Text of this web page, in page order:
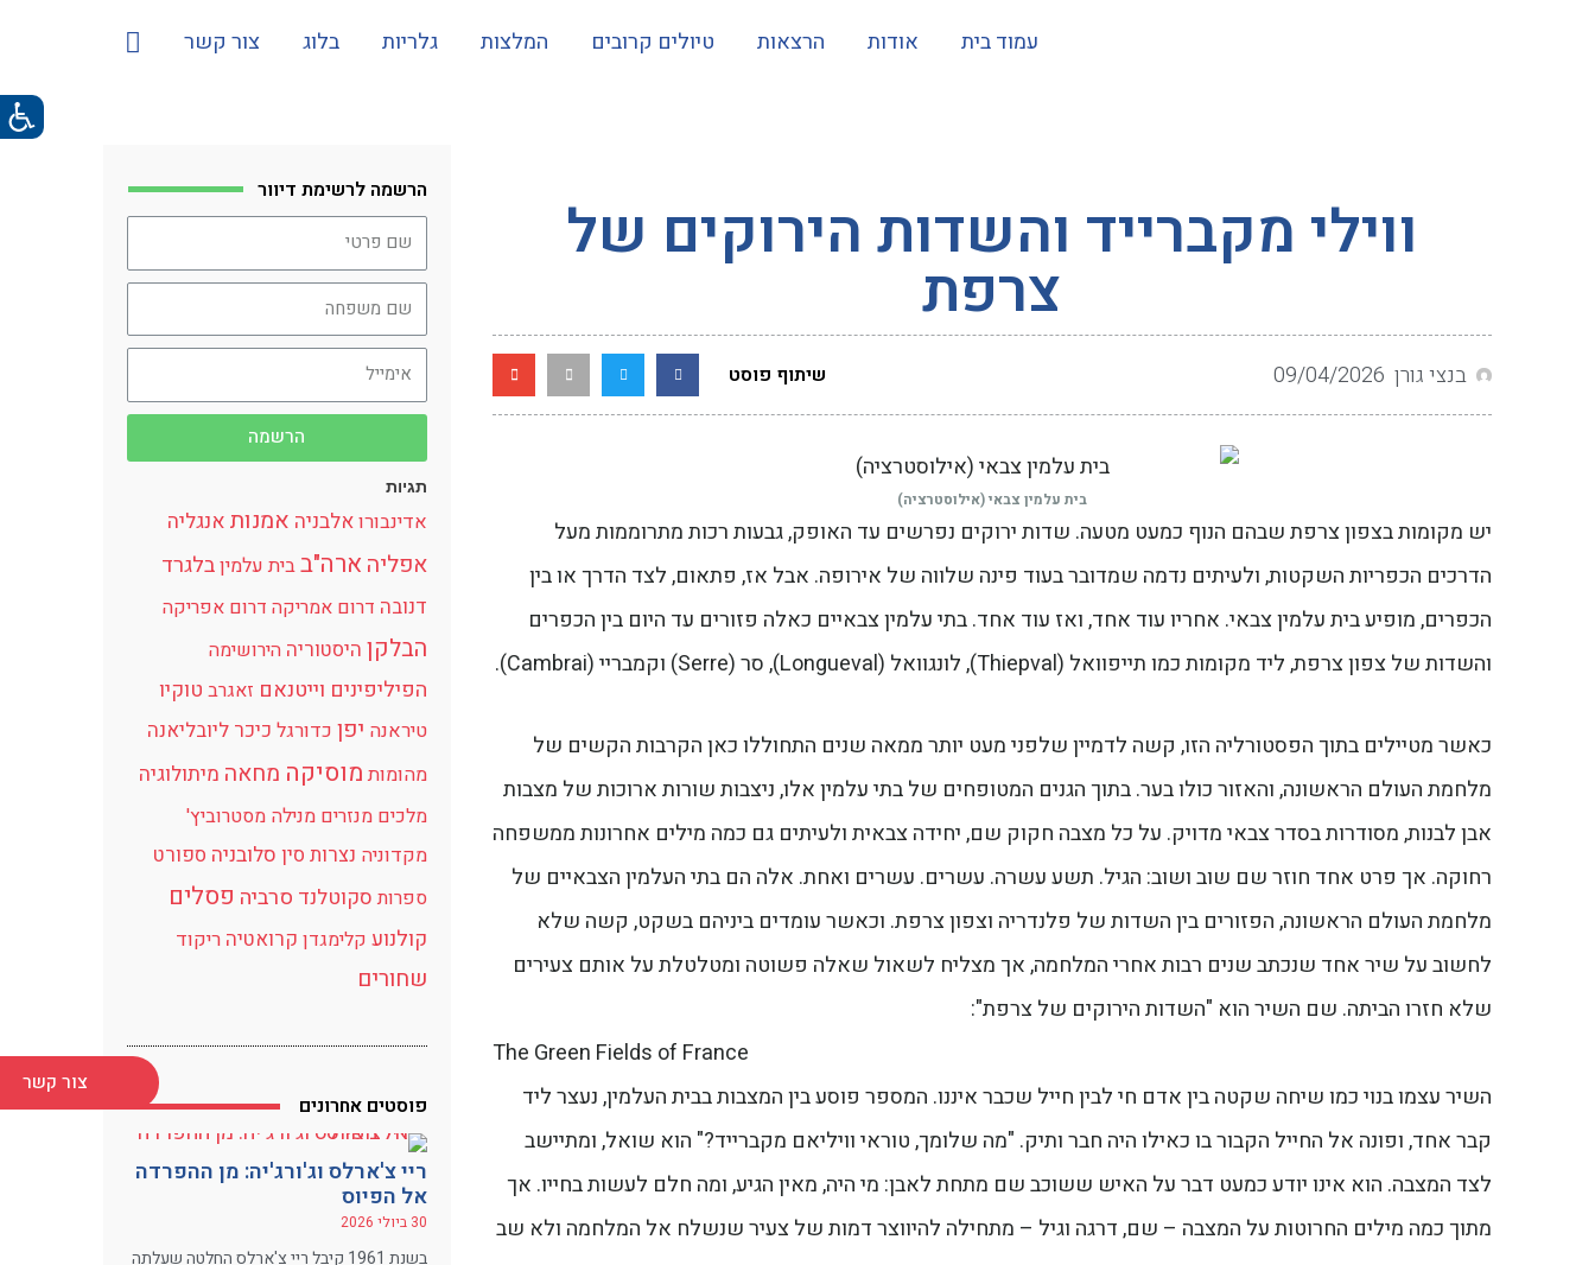
עמוד בית אודות הרצאות טיולים קרובים המלצות גלריות בלוג צור קשר
ווילי מקברייד והשדות הירוקים של
צרפת
בנצי גורן 09/04/2026 שיתוף פוסט
בית עלמין צבאי (אילוסטרציה)
יש מקומות בצפון צרפת שבהם הנוף כמעט מטעה. שדות ירוקים נפרשים עד האופק, גבעות רכות מתרוממות מעל
הדרכים הכפריות השקטות, ולעיתים נדמה שמדובר בעוד פינה שלווה של אירופה. אבל אז, פתאום, לצד הדרך או בין
הכפרים, מופיע בית עלמין צבאי. אחריו עוד אחד, ואז עוד אחד. בתי עלמין צבאיים כאלה פזורים עד היום בין הכפרים
והשדות של צפון צרפת, ליד מקומות כמו תייפוואל (Thiepval), לונגוואל (Longueval), סר (Serre) וקמבריי (Cambrai).
כאשר מטיילים בתוך הפסטורליה הזו, קשה לדמיין שלפני מעט יותר ממאה שנים התחוללו כאן הקרבות הקשים של
מלחמת העולם הראשונה, והאזור כולו בער. בתוך הגנים המטופחים של בתי עלמין אלו, ניצבות שורות ארוכות של מצבות
אבן לבנות, מסודרות בסדר צבאי מדויק. על כל מצבה חקוק שם, יחידה צבאית ולעיתים גם כמה מילים אחרונות ממשפחה
רחוקה. אך פרט אחד חוזר שם שוב ושוב: הגיל. תשע עשרה. עשרים. עשרים ואחת. אלה הם בתי העלמין הצבאיים של
מלחמת העולם הראשונה, הפזורים בין השדות של פלנדריה וצפון צרפת. וכאשר עומדים ביניהם בשקט, קשה שלא
לחשוב על שיר אחד שנכתב שנים רבות אחרי המלחמה, אך מצליח לשאול שאלה פשוטה ומטלטלת על אותם צעירים
שלא חזרו הביתה. שם השיר הוא "השדות הירוקים של צרפת":
The Green Fields of France
השיר עצמו בנוי כמו שיחה שקטה בין אדם חי לבין חייל שכבר איננו. המספר פוסע בין המצבות בבית העלמין, נעצר ליד
קבר אחד, ופונה אל החייל הקבור בו כאילו היה חבר ותיק. "מה שלומך, טוראי וויליאם מקברייד?" הוא שואל, ומתיישב
לצד המצבה. הוא אינו יודע כמעט דבר על האיש ששוכב שם מתחת לאבן: מי היה, מאין הגיע, ומה חלם לעשות בחייו. אך
מתוך כמה מילים החרוטות על המצבה – שם, דרגה וגיל – מתחילה להיווצר דמות של צעיר שנשלח אל המלחמה ולא שב
צור קשר
הרשמה לרשימת דיוור
הרשמה
תגיות
אדינבורואלבניה אמנות אנגליה
אפליה ארה"בבית עלמיןבלגרד
דנובה דרום אמריקה דרום אפריקה
הבלקן היסטוריה הירושימה
הפיליפינים וייטנאם זאגרב טוקיו
טיראנה יפן כדורגל כיכר ליובליאנה
מהומותמוסיקה מחאה מיתולוגיה
מלכים מנזרים מנילה מסטרוביץ'
מקדוניה נצרות סין סלובניה ספורט
ספרותסקוטלנד סרביה פסלים
קולנוע קלימגדן קרואטיה ריקוד
שחורים
פוסטים אחרונים
ריי צ'ארלס וג'ורג'יה: מן ההפרדה
אל הפיוס
30 ביולי 2026
בשנת 1961 קיבל ריי צ'ארלס החלטה שעלתה